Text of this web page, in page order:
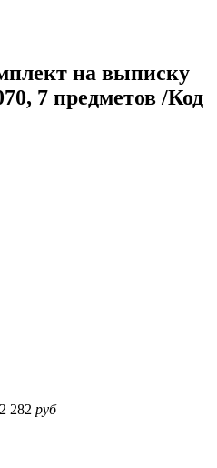
на выписку
7 предметов /Код
2 282 руб